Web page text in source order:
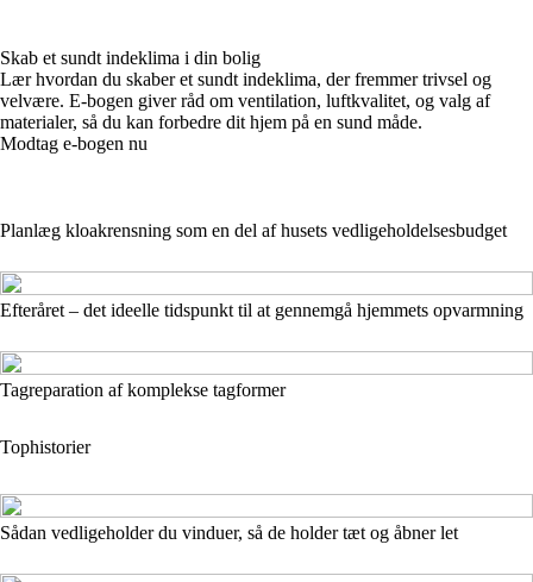
Skab et sundt indeklima i din bolig
Lær hvordan du skaber et sundt indeklima, der fremmer trivsel og
velvære. E-bogen giver råd om ventilation, luftkvalitet, og valg af
materialer, så du kan forbedre dit hjem på en sund måde.
Modtag e-bogen nu
Planlæg kloakrensning som en del af husets vedligeholdelsesbudget
Efteråret – det ideelle tidspunkt til at gennemgå hjemmets opvarmning
Tagreparation af komplekse tagformer
Tophistorier
Sådan vedligeholder du vinduer, så de holder tæt og åbner let